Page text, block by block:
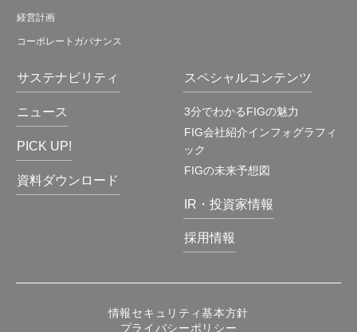
経営計画
コーポレートガバナンス
サステナビリティ
ニュース
PICK UP!
資料ダウンロード
スペシャルコンテンツ
3分でわかるFIGの魅力
FIG会社紹介インフォグラフィ
ック
FIGの未来予想図
IR・投資家情報
採用情報
情報セキュリティ基本方針
プライバシーポリシー